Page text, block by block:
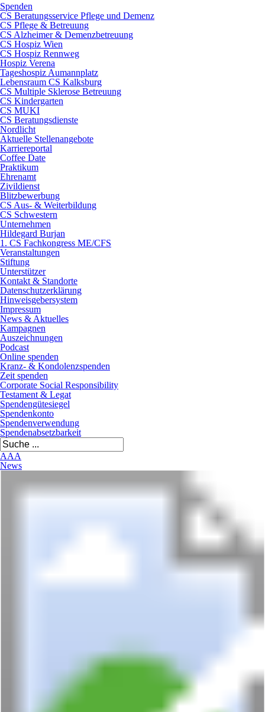
Spenden
CS Beratungsservice Pflege und Demenz
CS Pflege & Betreuung
CS Alzheimer & Demenzbetreuung
CS Hospiz Wien
CS Hospiz Rennweg
Hospiz Verena
Tageshospiz Aumannplatz
Lebensraum CS Kalksburg
CS Multiple Sklerose Betreuung
CS Kindergarten
CS MUKI
CS Beratungsdienste
Nordlicht
Aktuelle Stellenangebote
Karriereportal
Coffee Date
Praktikum
Ehrenamt
Zivildienst
Blitzbewerbung
CS Aus- & Weiterbildung
CS Schwestern
Unternehmen
Hildegard Burjan
1. CS Fachkongress ME/CFS
Veranstaltungen
Stiftung
Unterstützer
Kontakt & Standorte
Datenschutzerklärung
Hinweisgebersystem
Impressum
News & Aktuelles
Kampagnen
Auszeichnungen
Podcast
Online spenden
Kranz- & Kondolenzspenden
Zeit spenden
Corporate Social Responsibility
Testament & Legat
Spendengütesiegel
Spendenkonto
Spendenverwendung
Spendenabsetzbarkeit
AAA
News